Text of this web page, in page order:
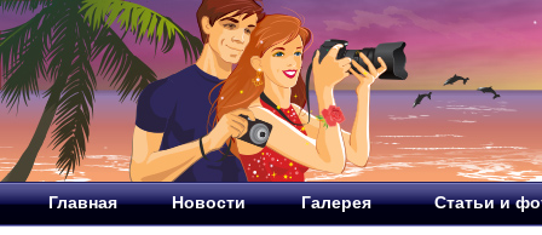
Главная Новости Галерея Статьи и